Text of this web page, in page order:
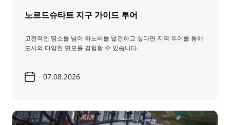
노르드슈타트 지구 가이드 투어
고전적인 명소를 넘어 하노버를 발견하고 싶다면 지역 투어를 통해
도시의 다양한 면모를 경험할 수 있습니다.
07.08.2026